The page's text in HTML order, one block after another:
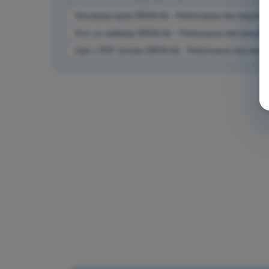
Simulacija ispita DRON A2 - Performanse leta
Kviz za vežbanje DRON A2 - Performanse leta
Ispit u PDF formatu DRON A2 - Performanse leta